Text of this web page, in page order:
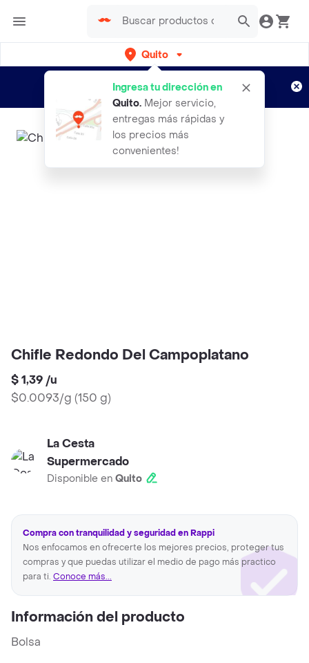
Quito
Ingresa tu dirección en
Quito. Mejor servicio,
entregas más rápidas y
los precios más
convenientes!
envíos gratis por semanas
Aplican TyC
Chifle Redondo Del Campoplatano
$ 1,39 /u
$0.0093/g (150 g)
La Cesta
Supermercado
Disponible en Quito
Compra con tranquilidad y seguridad en Rappi
Nos enfocamos en ofrecerte los mejores precios, proteger tus
compras y que puedas utilizar el medio de pago más practico
para ti. Conoce más...
Información del producto
Bolsa